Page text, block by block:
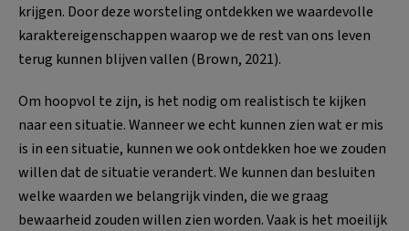
krijgen. Door deze worsteling ontdekken we waardevolle
karaktereigenschappen waarop we de rest van ons leven
terug kunnen blijven vallen (Brown, 2021).
Om hoopvol te zijn, is het nodig om realistisch te kijken
naar een situatie. Wanneer we echt kunnen zien wat er mis
is in een situatie, kunnen we ook ontdekken hoe we zouden
willen dat de situatie verandert. We kunnen dan besluiten
welke waarden we belangrijk vinden, die we graag
bewaarheid zouden willen zien worden. Vaak is het moeilijk